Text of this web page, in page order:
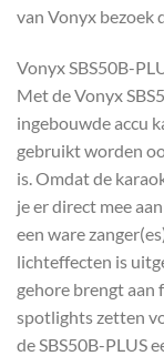
van Vonyx bezoek
Vonyx SBS50B-
Met de Vonyx
ingebouwde accu
gebruikt worden
is. Omdat de
je er direct mee
een ware
lichteffecten is
gehore brengt aan
spotlights zetten
de SBS50B-PLUS